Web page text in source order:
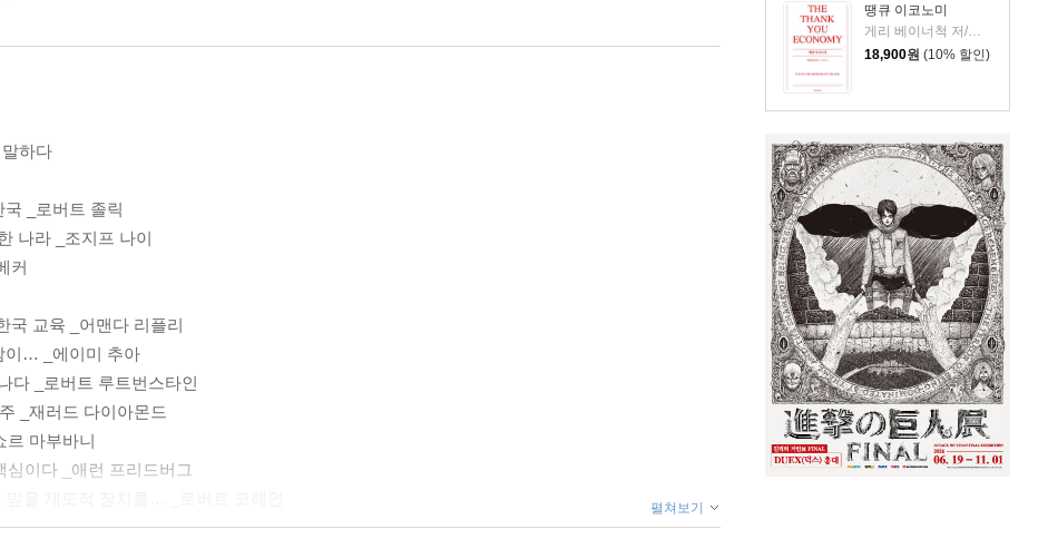
땡큐 이코노미
18,900원 (10% 할인)
하다
_로버트 졸릭
나라 _조지프 나이
커
국 교육 _어맨다 리플리
이… _에이미 추아
다 _로버트 루트번스타인
_재러드 다이아몬드
르 마부바니
심이다 _애런 프리드버그
펼쳐보기